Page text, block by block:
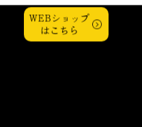
WEBショップ
はこちら